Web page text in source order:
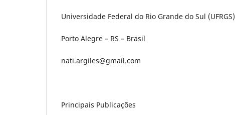
Universidade Federal do Rio Grande do Sul (UFRGS)
Porto Alegre – RS – Brasil
nati.argiles@gmail.com
Principais Publicações